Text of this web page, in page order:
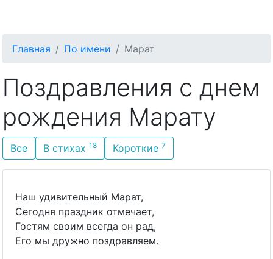
Главная По имени Марат
Поздравления с днем
рождения Марату
Все В стихах 18 Короткие 7
Наш удивительный Марат,
Сегодня праздник отмечает,
Гостям своим всегда он рад,
Его мы дружно поздравляем.